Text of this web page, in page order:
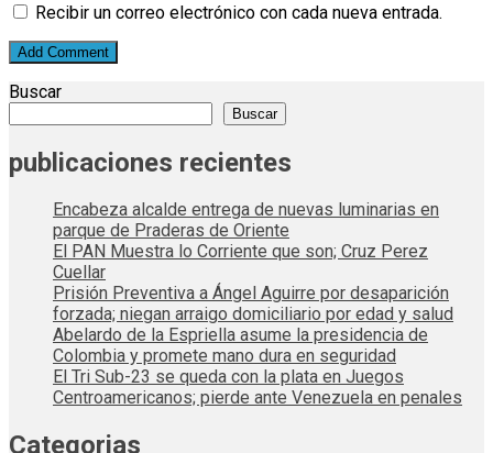
Recibir un correo electrónico con cada nueva entrada.
Buscar
Buscar
publicaciones recientes
Encabeza alcalde entrega de nuevas luminarias en
parque de Praderas de Oriente
El PAN Muestra lo Corriente que son; Cruz Perez
Cuellar
Prisión Preventiva a Ángel Aguirre por desaparición
forzada; niegan arraigo domiciliario por edad y salud
Abelardo de la Espriella asume la presidencia de
Colombia y promete mano dura en seguridad
El Tri Sub-23 se queda con la plata en Juegos
Centroamericanos; pierde ante Venezuela en penales
Categorias